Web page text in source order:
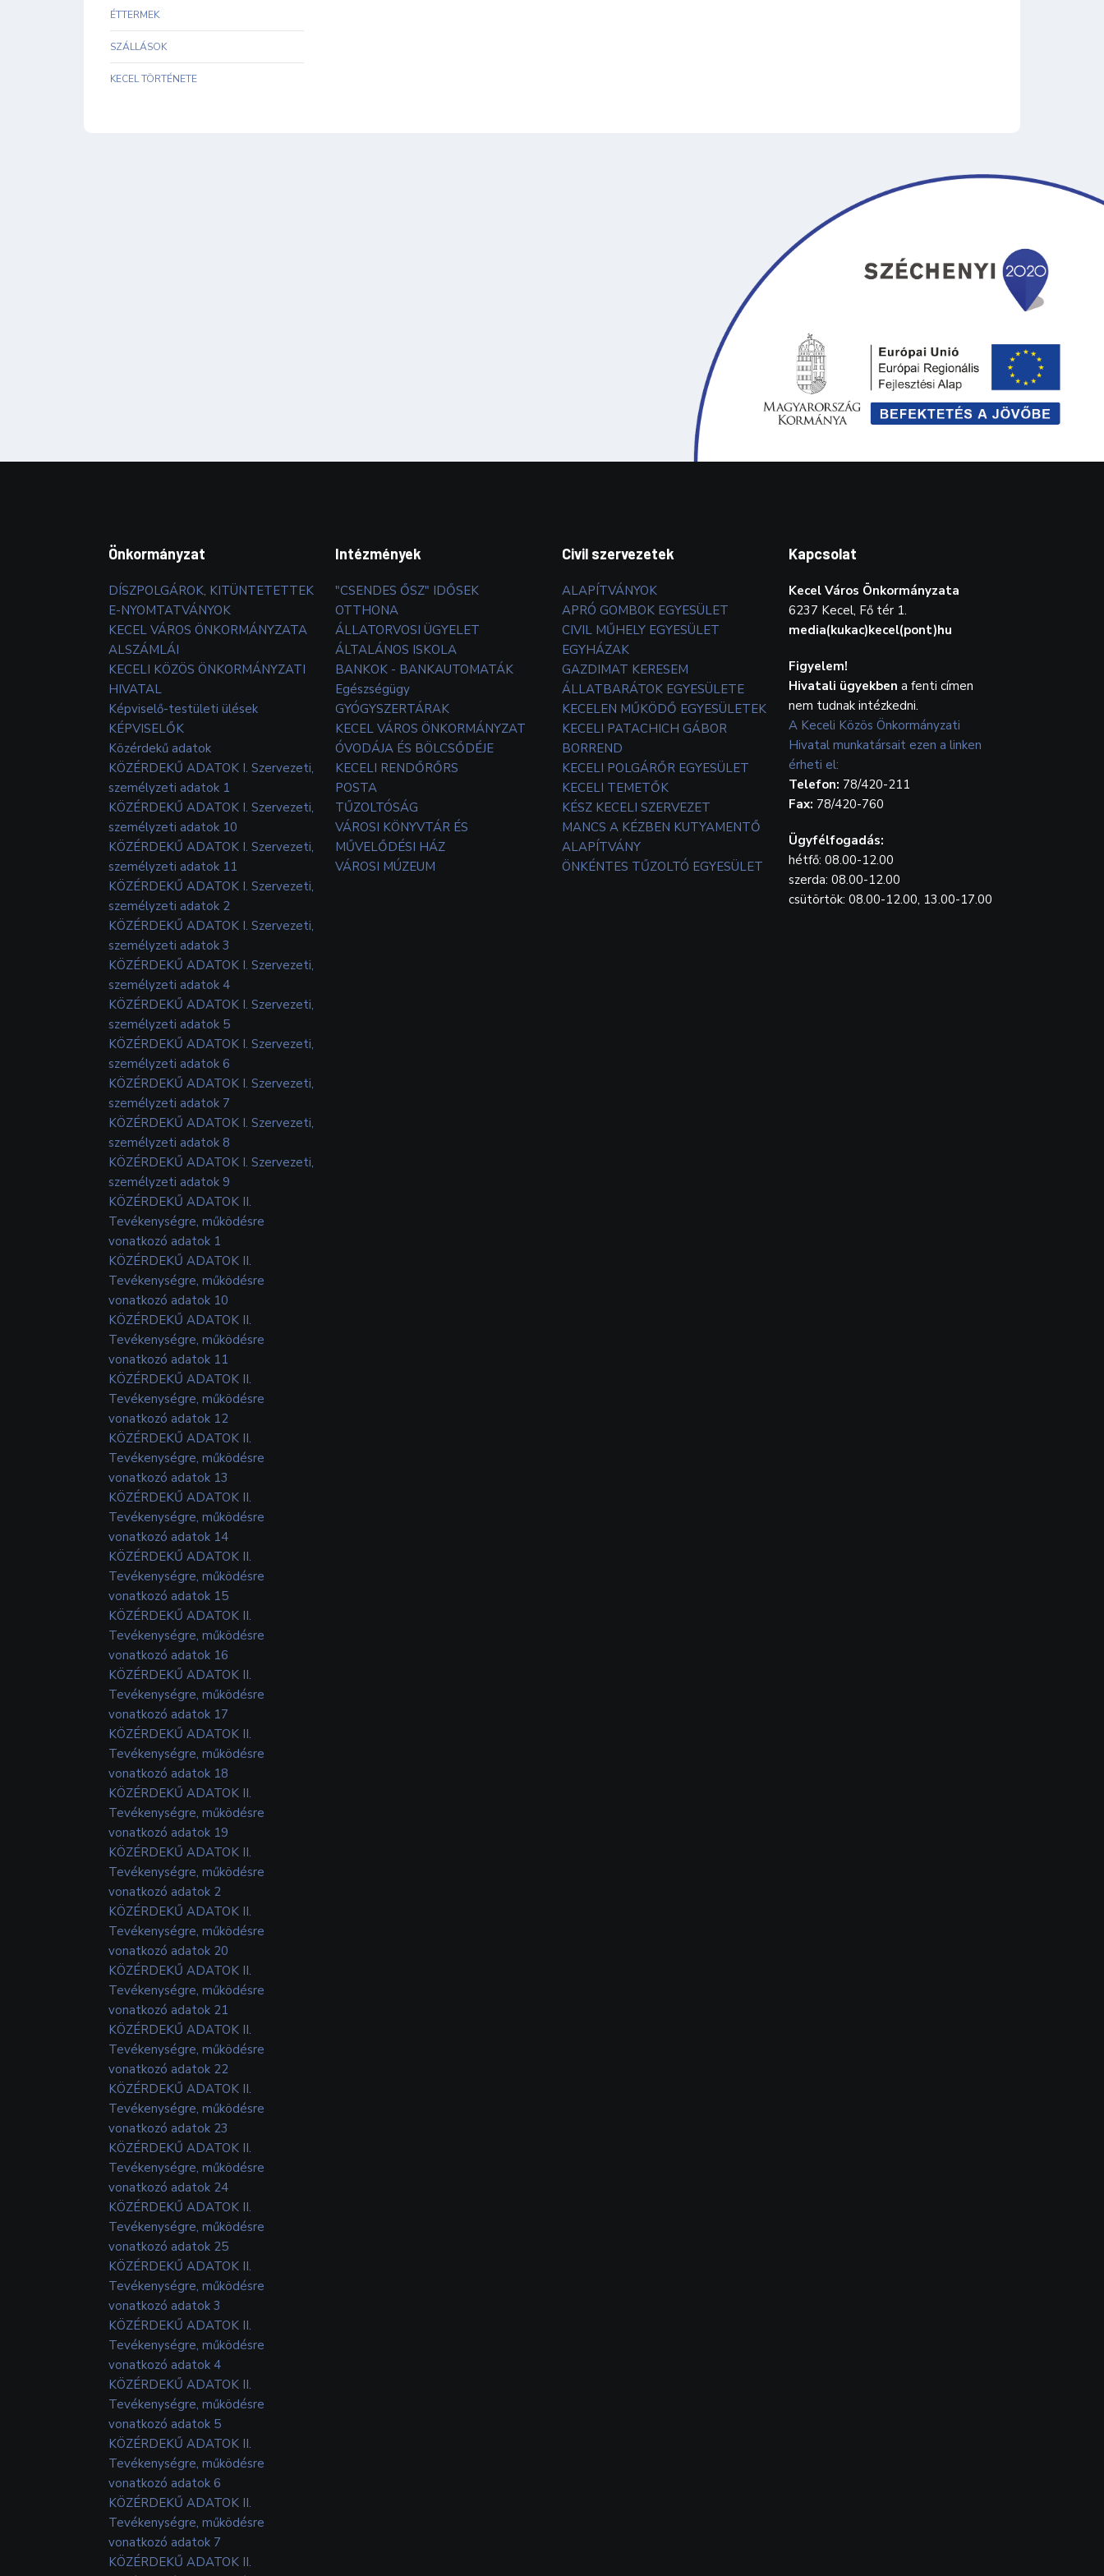
ÉTTERMEK
SZÁLLÁSOK
KECEL TÖRTÉNETE
Önkormányzat
DÍSZPOLGÁROK, KITÜNTETETTEK
E-NYOMTATVÁNYOK
KECEL VÁROS ÖNKORMÁNYZATA
ALSZÁMLÁI
KECELI KÖZÖS ÖNKORMÁNYZATI
HIVATAL
Képviselő-testületi ülések
KÉPVISELŐK
Közérdekű adatok
KÖZÉRDEKŰ ADATOK I. Szervezeti,
személyzeti adatok 1
KÖZÉRDEKŰ ADATOK I. Szervezeti,
személyzeti adatok 10
KÖZÉRDEKŰ ADATOK I. Szervezeti,
személyzeti adatok 11
KÖZÉRDEKŰ ADATOK I. Szervezeti,
személyzeti adatok 2
KÖZÉRDEKŰ ADATOK I. Szervezeti,
személyzeti adatok 3
KÖZÉRDEKŰ ADATOK I. Szervezeti,
személyzeti adatok 4
KÖZÉRDEKŰ ADATOK I. Szervezeti,
személyzeti adatok 5
KÖZÉRDEKŰ ADATOK I. Szervezeti,
személyzeti adatok 6
KÖZÉRDEKŰ ADATOK I. Szervezeti,
személyzeti adatok 7
KÖZÉRDEKŰ ADATOK I. Szervezeti,
személyzeti adatok 8
KÖZÉRDEKŰ ADATOK I. Szervezeti,
személyzeti adatok 9
KÖZÉRDEKŰ ADATOK II.
Tevékenységre, működésre
vonatkozó adatok 1
KÖZÉRDEKŰ ADATOK II.
Tevékenységre, működésre
vonatkozó adatok 10
KÖZÉRDEKŰ ADATOK II.
Tevékenységre, működésre
vonatkozó adatok 11
KÖZÉRDEKŰ ADATOK II.
Tevékenységre, működésre
vonatkozó adatok 12
KÖZÉRDEKŰ ADATOK II.
Tevékenységre, működésre
vonatkozó adatok 13
KÖZÉRDEKŰ ADATOK II.
Tevékenységre, működésre
vonatkozó adatok 14
KÖZÉRDEKŰ ADATOK II.
Tevékenységre, működésre
vonatkozó adatok 15
KÖZÉRDEKŰ ADATOK II.
Tevékenységre, működésre
vonatkozó adatok 16
KÖZÉRDEKŰ ADATOK II.
Tevékenységre, működésre
vonatkozó adatok 17
KÖZÉRDEKŰ ADATOK II.
Tevékenységre, működésre
vonatkozó adatok 18
KÖZÉRDEKŰ ADATOK II.
Tevékenységre, működésre
vonatkozó adatok 19
KÖZÉRDEKŰ ADATOK II.
Tevékenységre, működésre
vonatkozó adatok 2
KÖZÉRDEKŰ ADATOK II.
Tevékenységre, működésre
vonatkozó adatok 20
KÖZÉRDEKŰ ADATOK II.
Tevékenységre, működésre
vonatkozó adatok 21
KÖZÉRDEKŰ ADATOK II.
Tevékenységre, működésre
vonatkozó adatok 22
KÖZÉRDEKŰ ADATOK II.
Tevékenységre, működésre
vonatkozó adatok 23
KÖZÉRDEKŰ ADATOK II.
Tevékenységre, működésre
vonatkozó adatok 24
KÖZÉRDEKŰ ADATOK II.
Tevékenységre, működésre
vonatkozó adatok 25
KÖZÉRDEKŰ ADATOK II.
Tevékenységre, működésre
vonatkozó adatok 3
KÖZÉRDEKŰ ADATOK II.
Tevékenységre, működésre
vonatkozó adatok 4
KÖZÉRDEKŰ ADATOK II.
Tevékenységre, működésre
vonatkozó adatok 5
KÖZÉRDEKŰ ADATOK II.
Tevékenységre, működésre
vonatkozó adatok 6
KÖZÉRDEKŰ ADATOK II.
Tevékenységre, működésre
vonatkozó adatok 7
KÖZÉRDEKŰ ADATOK II.
Intézmények
"CSENDES ŐSZ" IDŐSEK
OTTHONA
ÁLLATORVOSI ÜGYELET
ÁLTALÁNOS ISKOLA
BANKOK - BANKAUTOMATÁK
Egészségügy
GYÓGYSZERTÁRAK
KECEL VÁROS ÖNKORMÁNYZAT
ÓVODÁJA ÉS BÖLCSŐDÉJE
KECELI RENDŐRŐRS
POSTA
TŰZOLTÓSÁG
VÁROSI KÖNYVTÁR ÉS
MŰVELŐDÉSI HÁZ
VÁROSI MÚZEUM
Civil szervezetek
ALAPÍTVÁNYOK
APRÓ GOMBOK EGYESÜLET
CIVIL MŰHELY EGYESÜLET
EGYHÁZAK
GAZDIMAT KERESEM
ÁLLATBARÁTOK EGYESÜLETE
KECELEN MŰKÖDŐ EGYESÜLETEK
KECELI PATACHICH GÁBOR
BORREND
KECELI POLGÁRŐR EGYESÜLET
KECELI TEMETŐK
KÉSZ KECELI SZERVEZET
MANCS A KÉZBEN KUTYAMENTŐ
ALAPÍTVÁNY
ÖNKÉNTES TŰZOLTÓ EGYESÜLET
Kapcsolat
Kecel Város Önkormányzata
6237 Kecel, Fő tér 1.
media(kukac)kecel(pont)hu
Figyelem!
Hivatali ügyekben a fenti címen
nem tudnak intézkedni.
A Keceli Közös Önkormányzati
Hivatal munkatársait ezen a linken
érheti el:
Telefon: 78/420-211
Fax: 78/420-760
Ügyfélfogadás:
hétfő: 08.00-12.00
szerda: 08.00-12.00
csütörtök: 08.00-12.00, 13.00-17.00